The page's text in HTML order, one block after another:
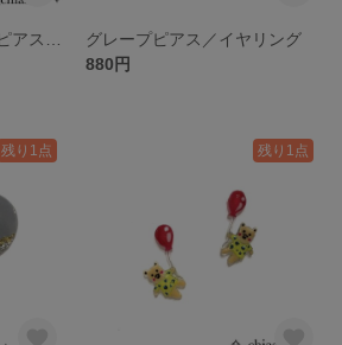
グレープピアス／イヤリング
880円
残り1点 残り1点